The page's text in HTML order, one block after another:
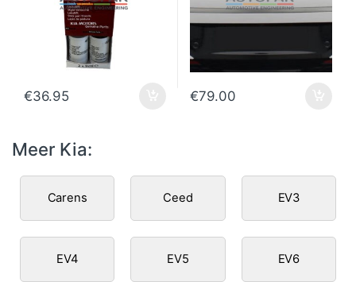
€36.95 €79.00
Meer Kia:
Carens Ceed EV3
EV4 EV5 EV6